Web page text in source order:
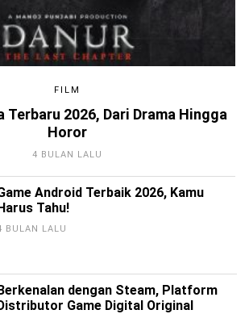
FILM
Terbaru 2026, Dari Drama Hingga
Horor
4 BULAN LALU
Android Terbaik 2026, Kamu
Tahu!
BULAN LALU
dengan Steam, Platform
Game Digital Original